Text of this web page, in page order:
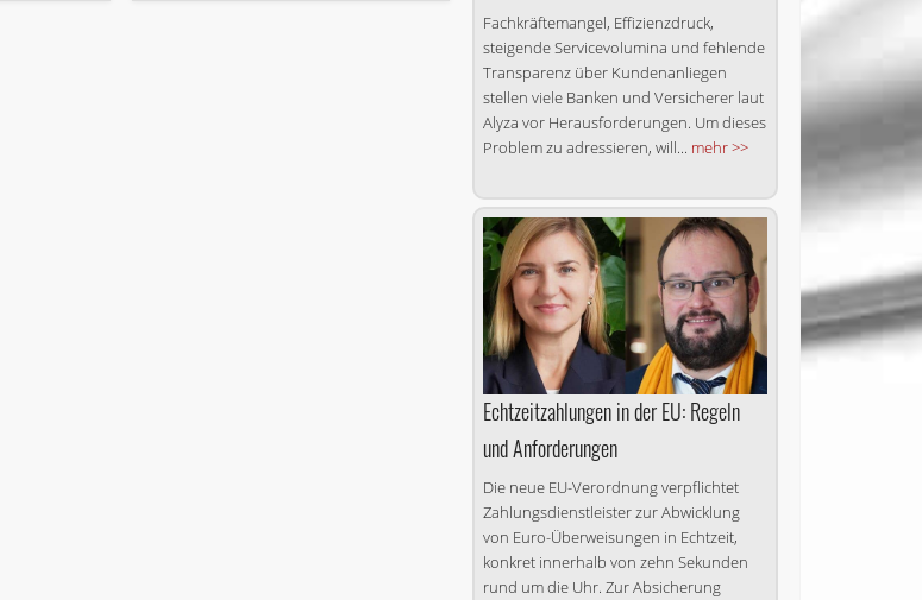
Fachkräftemangel, Effizienzdruck,
steigende Servicevolumina und fehlende
Transparenz über Kundenanliegen
stellen viele Banken und Versicherer laut
Alyza vor Herausforderungen. Um dieses
Problem zu adressieren, will... mehr >>
Echtzeitzahlungen in der EU: Regeln
und Anforderungen
Die neue EU-Verordnung verpflichtet
Zahlungsdienstleister zur Abwicklung
von Euro-Überweisungen in Echtzeit,
konkret innerhalb von zehn Sekunden
rund um die Uhr. Zur Absicherung